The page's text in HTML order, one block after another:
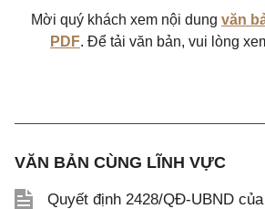
Mời quý khách xem nội dung văn
PDF. Để tải văn bản, vui lòng
VĂN BẢN CÙNG LĨNH VỰC
Quyết định 2428/QĐ-UBND